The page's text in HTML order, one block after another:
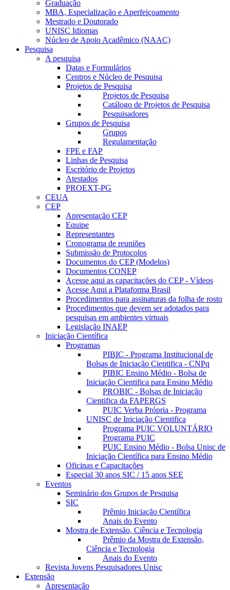
Graduação
MBA, Especialização e Aperfeiçoamento
Mestrado e Doutorado
UNISC Idiomas
Núcleo de Apoio Acadêmico (NAAC)
Pesquisa
A pesquisa
Datas e Formulários
Centros e Núcleo de Pesquisa
Projetos de Pesquisa
Projetos de Pesquisa
Catálogo de Projetos de Pesquisa
Pesquisadores
Grupos de Pesquisa
Grupos
Regulamentação
FPE e FAP
Linhas de Pesquisa
Escritório de Projetos
Atestados
PROEXT-PG
CEUA
CEP
Apresentação CEP
Equipe
Representantes
Cronograma de reuniões
Submissão de Protocolos
Documentos do CEP (Modelos)
Documentos CONEP
Acesse aqui as capacitações do CEP - Vídeos
Acesse Aqui a Plataforma Brasil
Procedimentos para assinaturas da folha de rosto
Procedimentos que devem ser adotados para
pesquisas em ambientes virtuais
Legislação INAEP
Iniciação Científica
Programas
PIBIC - Programa Institucional de
Bolsas de Iniciação Cientifica - CNPq
PIBIC Ensino Médio - Bolsa de
Iniciação Cientifica para Ensino Médio
PROBIC - Bolsas de Iniciação
Cientifica da FAPERGS
PUIC Verba Própria - Programa
UNISC de Iniciação Cientifica
Programa PUIC VOLUNTÁRIO
Programa PUIC
PUIC Ensino Médio - Bolsa Unisc de
Iniciação Científica para Ensino Médio
Oficinas e Capacitações
Especial 30 anos SIC / 15 anos SEE
Eventos
Seminário dos Grupos de Pesquisa
SIC
Prêmio Iniciação Científica
Anais do Evento
Mostra de Extensão, Ciência e Tecnologia
Prêmio da Mostra de Extensão,
Ciência e Tecnologia
Anais do Evento
Revista Jovens Pesquisadores Unisc
Extensão
Apresentação